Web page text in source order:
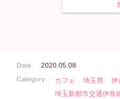
Date:
2020.05.08
Category:
カフェ 埼玉県
伊
埼玉新都市交通伊奈